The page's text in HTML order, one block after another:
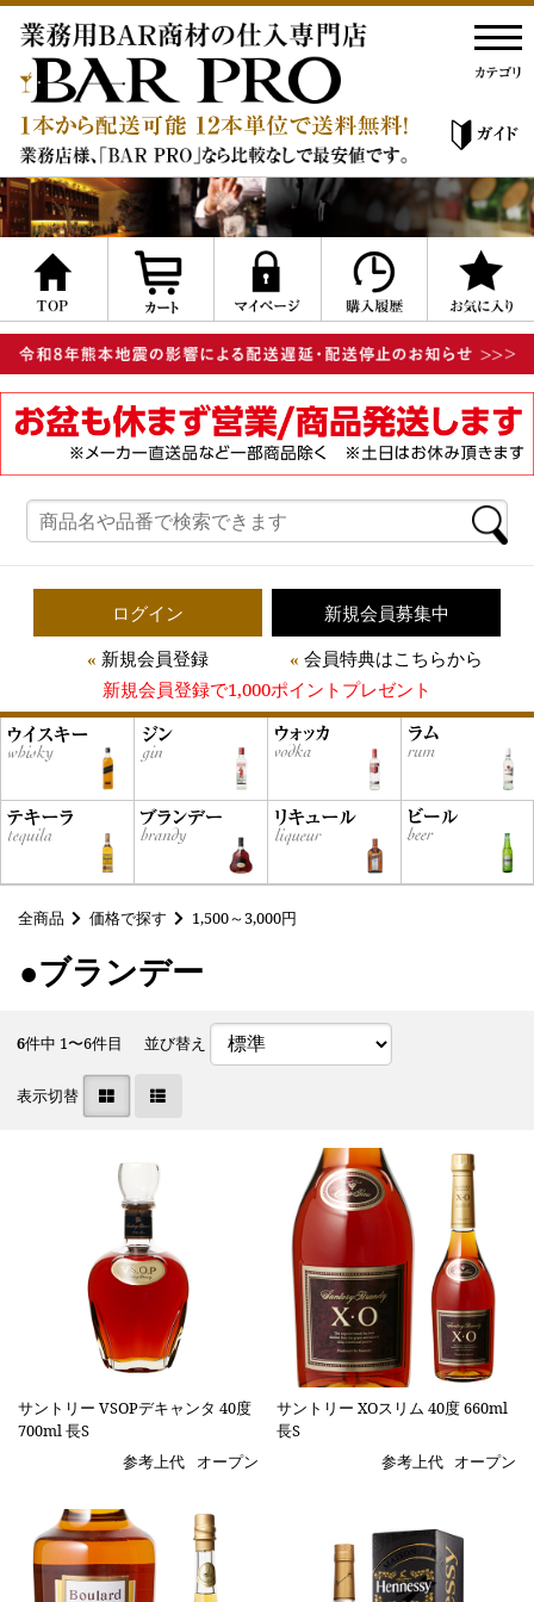
ログイン
新規会員登録
新規会員募集中
会員特典はこちらから
新規会員登録で1,000ポイントプレゼント
全商品 価格で探す 1,500～3,000円
●ブランデー
6件中 1〜6件目 並び替え
表示切替
サントリー VSOPデキャンタ 40度
700ml 長S
参考上代
オープン
サントリー XOスリム 40度 660ml
長S
参考上代 オープン